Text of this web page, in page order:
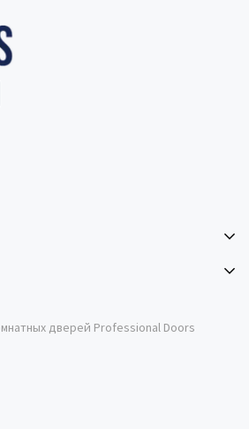
дверей Professional Doors